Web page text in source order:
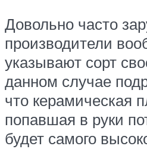
Довольно часто
производители
указывают сорт
данном случае
что керамическая
попавшая в руки
будет самого